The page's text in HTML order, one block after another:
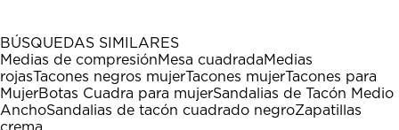
1
estrella
Esta
acción
abrirá
el
estrellas.
Esta
acción
abrirá
el
estrellas.
Esta
acción
abrirá
el
estrellas.
Esta
acción
abrirá
el
estrellas.
Esta
acción
abrirá
el
BÚSQUEDAS SIMILARES
Medias de compresiónMesa cuadradaMedias
rojasTacones negros mujerTacones mujerTacones para
MujerBotas Cuadra para mujerSandalias de Tacón Medio
AnchoSandalias de tacón cuadrado negroZapatillas